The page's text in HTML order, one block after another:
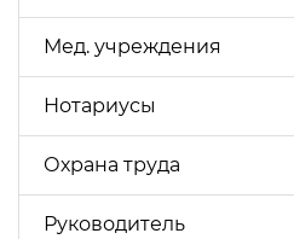
Мед. учреждения
Нотариусы
Охрана труда
Руководитель